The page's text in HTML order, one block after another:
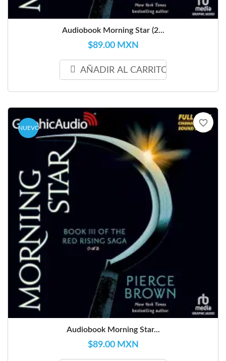
Audiobook Morning Star (2...
$89.00 MXN
AÑADIR AL CARRITO
Audiobook Morning Star...
$89.00 MXN
NUEVO favorite_border